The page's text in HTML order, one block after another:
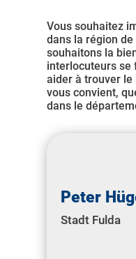
Vous souhaitez
dans la région de
souhaitons la
interlocuteurs se
aider à trouver
vous convient,
dans le
Peter
Stadt Fulda